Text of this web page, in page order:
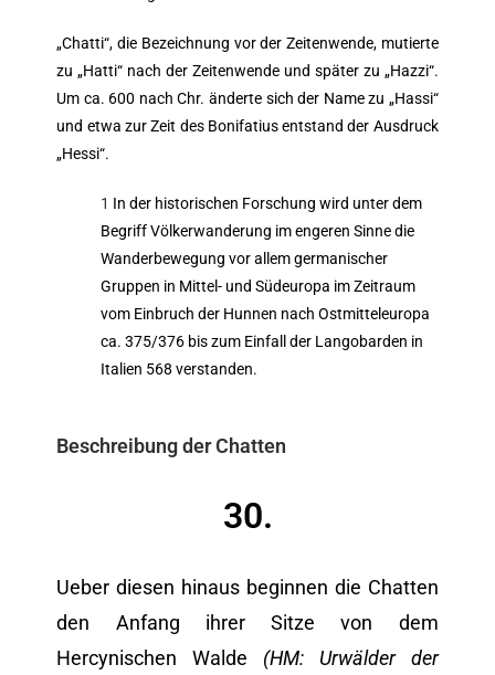
„Chatti“, die Bezeichnung vor der Zeitenwende, mutierte
zu „Hatti“ nach der Zeitenwende und später zu „Hazzi“.
Um ca. 600 nach Chr. änderte sich der Name zu „Hassi“
und etwa zur Zeit des Bonifatius entstand der Ausdruck
„Hessi“.
1 In der historischen Forschung wird unter dem
Begriff Völkerwanderung im engeren Sinne die
Wanderbewegung vor allem germanischer
Gruppen in Mittel- und Südeuropa im Zeitraum
vom Einbruch der Hunnen nach Ostmitteleuropa
ca. 375/376 bis zum Einfall der Langobarden in
Italien 568 verstanden.
Beschreibung der Chatten
30.
Ueber diesen hinaus beginnen die Chatten
den Anfang ihrer Sitze von dem
Hercynischen Walde (HM: Urwälder der